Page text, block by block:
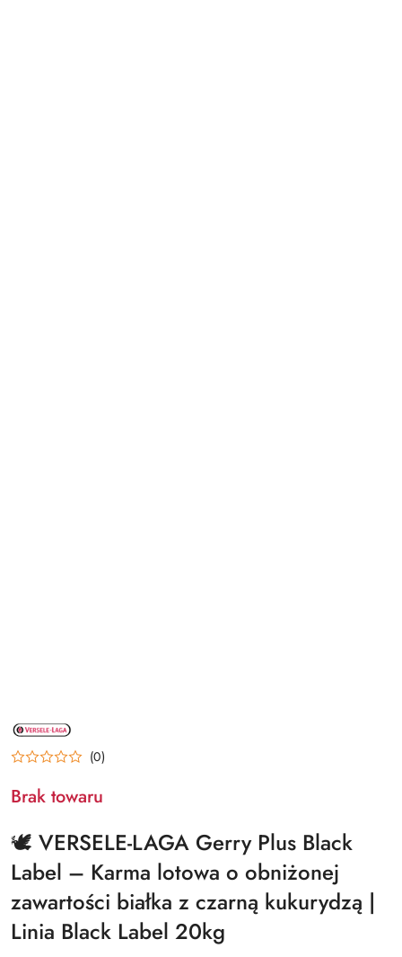
NAZWA
PRODUCENTA:
VERSELELAGA (0)
Brak towaru
🕊️ VERSELE-LAGA Gerry Plus Black
Label – Karma lotowa o obniżonej
zawartości białka z czarną kukurydzą |
Linia Black Label 20kg